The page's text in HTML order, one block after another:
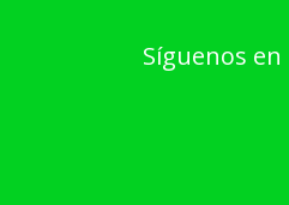
Síguenos en